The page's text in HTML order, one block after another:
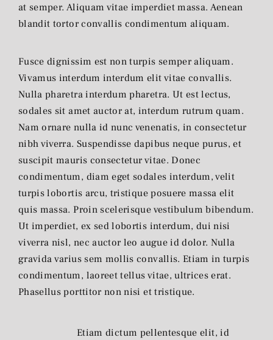
at semper. Aliquam vitae imperdiet massa. Aenean
blandit tortor convallis condimentum aliquam.
Fusce dignissim est non turpis semper aliquam.
Vivamus interdum interdum elit vitae convallis.
Nulla pharetra interdum pharetra. Ut est lectus,
sodales sit amet auctor at, interdum rutrum quam.
Nam ornare nulla id nunc venenatis, in consectetur
nibh viverra. Suspendisse dapibus neque purus, et
suscipit mauris consectetur vitae. Donec
condimentum, diam eget sodales interdum, velit
turpis lobortis arcu, tristique posuere massa elit
quis massa. Proin scelerisque vestibulum bibendum.
Ut imperdiet, ex sed lobortis interdum, dui nisi
viverra nisl, nec auctor leo augue id dolor. Nulla
gravida varius sem mollis convallis. Etiam in turpis
condimentum, laoreet tellus vitae, ultrices erat.
Phasellus porttitor non nisi et tristique.
Etiam dictum pellentesque elit, id